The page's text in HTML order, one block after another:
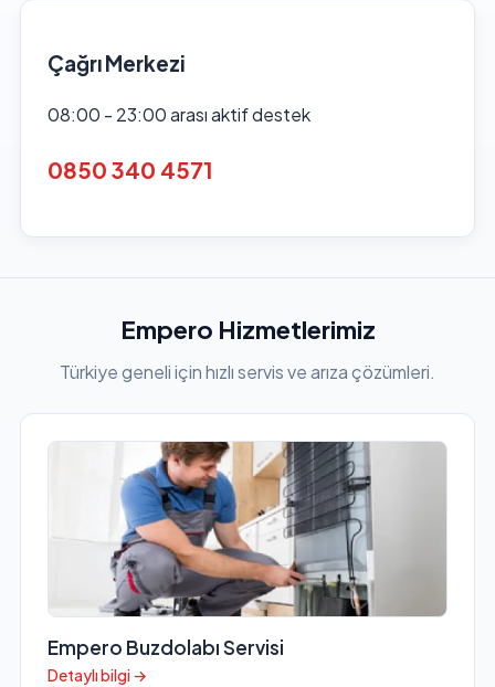
Çağrı Merkezi
08:00 - 23:00 arası aktif destek
0850 340 4571
Empero Hizmetlerimiz
Türkiye geneli için hızlı servis ve arıza çözümleri.
Empero Buzdolabı Servisi
Detaylı bilgi →